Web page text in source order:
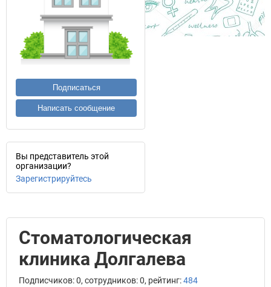
Подписаться
Написать сообщение
Вы представитель этой
организации?
Зарегистрируйтесь
Стоматологическая
клиника Долгалева
Подписчиков: 0, сотрудников: 0, рейтинг:484